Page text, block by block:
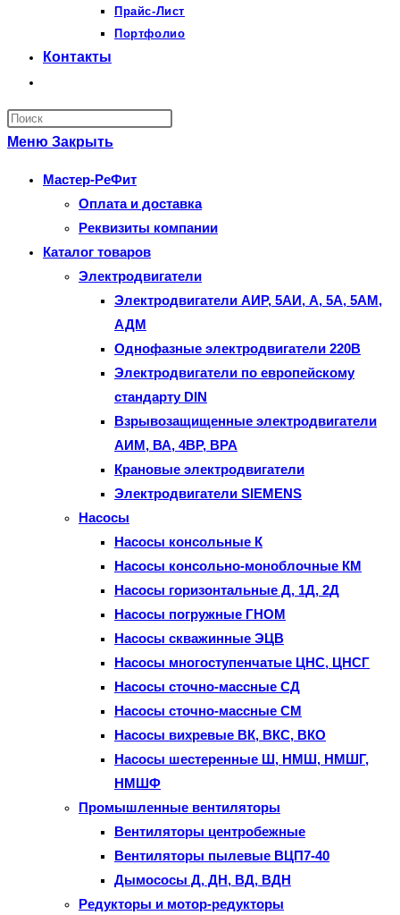
Прайс-Лист
Портфолио
Контакты
поиск
по
сайту
закрыть
панель
Меню Закрыть
Мастер-РеФит
Оплата и доставка
Реквизиты компании
Каталог товаров
Электродвигатели
Электродвигатели АИР, 5АИ, А, 5А, 5АМ,
АДМ
Однофазные электродвигатели 220В
Электродвигатели по европейскому
стандарту DIN
Взрывозащищенные электродвигатели
АИМ, ВА, 4ВР, ВРА
Крановые электродвигатели
Электродвигатели SIEMENS
Насосы
Насосы консольные К
Насосы консольно-моноблочные КМ
Насосы горизонтальные Д, 1Д, 2Д
Насосы погружные ГНОМ
Насосы скважинные ЭЦВ
Насосы многоступенчатые ЦНС, ЦНСГ
Насосы сточно-массные СД
Насосы сточно-массные СМ
Насосы вихревые ВК, ВКС, ВКО
Насосы шестеренные Ш, НМШ, НМШГ,
НМШФ
Промышленные вентиляторы
Вентиляторы центробежные
Вентиляторы пылевые ВЦП7-40
Дымососы Д, ДН, ВД, ВДН
Редукторы и мотор-редукторы